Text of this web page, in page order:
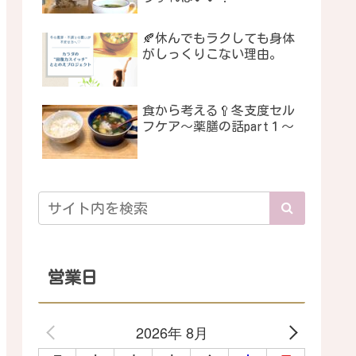
🍂休んでもラクしても身体
がしっくりこない理由。
食から考える🥄冬支度セル
フケア〜薬膳の話part１〜
営業日
2026年 8月